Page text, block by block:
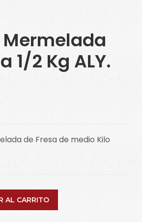
1/2 Kg ALY.
de Fresa de medio Kilo
AL CARRITO